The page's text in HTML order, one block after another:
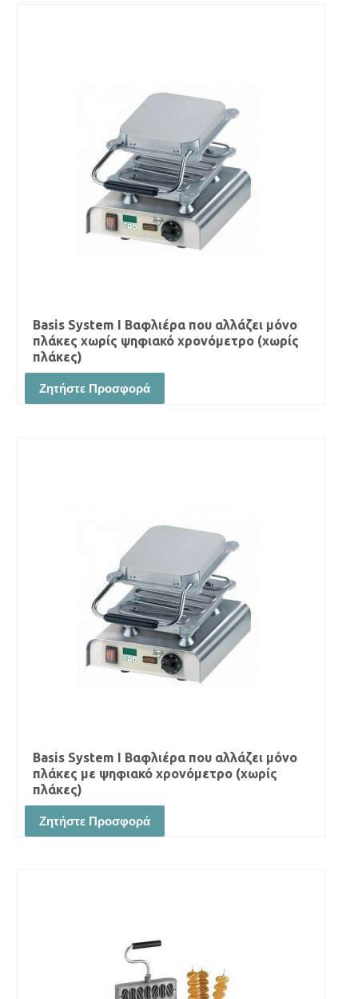
Basis System I Βαφλιέρα που αλλάζει μόνο
πλάκες χωρίς ψηφιακό χρονόμετρο (χωρίς
πλάκες)
Ζητήστε Προσφορά
Basis System I Βαφλιέρα που αλλάζει μόνο
πλάκες με ψηφιακό χρονόμετρο (χωρίς
πλάκες)
Ζητήστε Προσφορά